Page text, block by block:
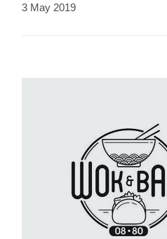
3 May 2019